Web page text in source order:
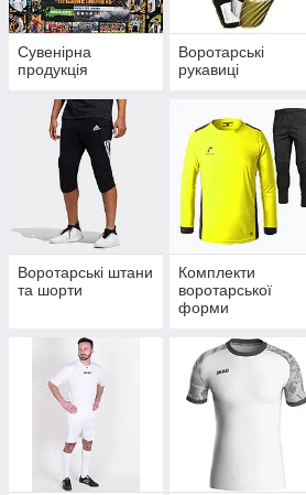
Сувенірна
продукція
Воротарські
рукавиці
Воротарські штани
та шорти
Комплекти
воротарської
форми